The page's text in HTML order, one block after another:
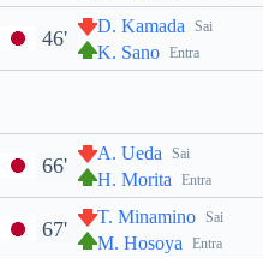
Sai
D. Kamada
Entra
K. Sano
46'
Sai
A. Ueda
Entra
H. Morita
66'
Sai
T. Minamino
Entra
M. Hosoya
67'